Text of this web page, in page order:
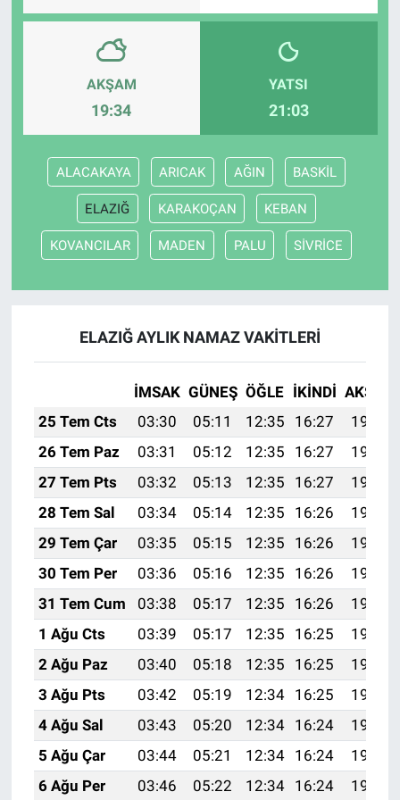
AKŞAM
19:34
YATSI
21:03
ALACAKAYA ARICAK AĞIN BASKİL
ELAZIĞ KARAKOÇAN KEBAN
KOVANCILAR MADEN PALU SİVRİCE
ELAZIĞ AYLIK NAMAZ VAKITLERI
İMSAK GÜNEŞ ÖĞLE İKINDI AKŞAM
25 Tem Cts
03:30 05:11 12:35 16:27
19:48
26 Tem Paz
03:31 05:12 12:35 16:27
19:47
27 Tem Pts
03:32 05:13 12:35 16:27
19:46
28 Tem Sal
03:34 05:14 12:35 16:26
19:46
29 Tem Çar
03:35 05:15 12:35 16:26
19:45
30 Tem Per
03:36 05:16 12:35 16:26
19:44
31 Tem Cum
03:38 05:17 12:35 16:26
19:43
1 Ağu Cts
03:39 05:17 12:35 16:25
19:42
2 Ağu Paz
03:40 05:18 12:35 16:25
19:41
3 Ağu Pts
03:42 05:19 12:34 16:25
19:40
4 Ağu Sal
03:43 05:20 12:34 16:24
19:39
5 Ağu Çar
03:44 05:21 12:34 16:24
19:38
6 Ağu Per
03:46 05:22 12:34 16:24
19:37